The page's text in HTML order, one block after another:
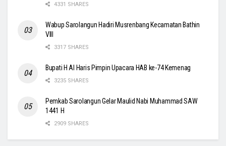
4331 SHARES
Wabup Sarolangun Hadiri Musrenbang Kecamatan Bathin
VIII
3317 SHARES
Bupati H Al Haris Pimpin Upacara HAB ke-74 Kemenag
3235 SHARES
Pemkab Sarolangun Gelar Maulid Nabi Muhammad SAW
1441 H
2909 SHARES